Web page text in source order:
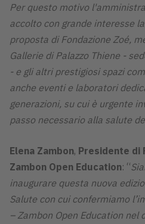
Per questo motivo
accolto con grande interesse
proposta di Fondazione Zoé,
Gallerie di Palazzo Thiene -
- e gli altri prestigiosi spazi
anche eventi e laboratori
generazioni, su cui è urgente
passo necessario alla salute
Elena Zambon, Presidente di
Zambon Open Education: “
inaugurare questa nuova
Salute con cui confermiamo
– Zambon Open Education nel